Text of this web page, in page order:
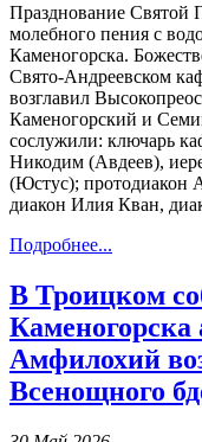
Празднование Святой
молебного пения с
Каменогорска.
Свято-Андреевском
возглавил
Каменогорский и
сослужили: ключарь
Никодим (Авдеев),
(Юстус); протодиакон
диакон Илия Кван,
Подробнее...
В Троицком
Каменогорска
Амфилохий
Всенощного